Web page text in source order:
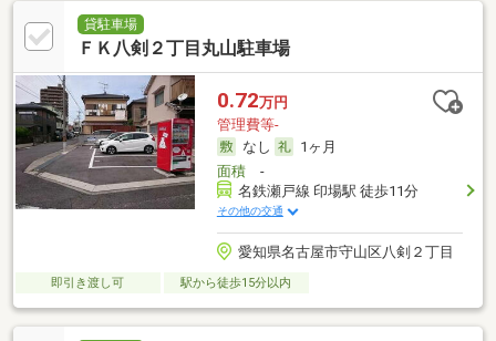
貸駐車場
ＦＫ八剣２丁目丸山駐車場
0.72万円
管理費等-
なし
1ヶ月
面積-
名鉄瀬戸線 印場駅 徒歩11分
その他の交通
愛知県名古屋市守山区八剣２丁目
即引き渡し可 駅から徒歩15分以内